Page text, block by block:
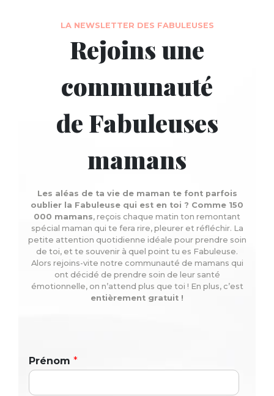
LA NEWSLETTER DES FABULEUSES
Rejoins une
communauté
de Fabuleuses
mamans
Les aléas de ta vie de maman te font parfois
oublier la Fabuleuse qui est en toi ? Comme 150
000 mamans, reçois chaque matin ton remontant
spécial maman qui te fera rire, pleurer et réfléchir. La
petite attention quotidienne idéale pour prendre soin
de toi, et te souvenir à quel point tu es Fabuleuse.
Alors rejoins-vite notre communauté de mamans qui
ont décidé de prendre soin de leur santé
émotionnelle, on n’attend plus que toi ! En plus, c’est
entièrement gratuit !
Prénom *